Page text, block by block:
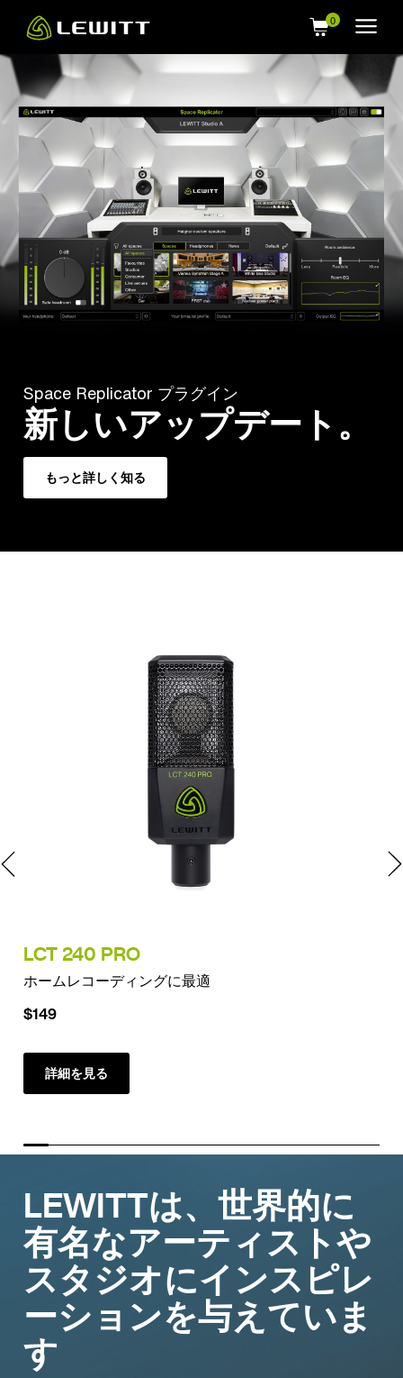
main
content
Space Replicator プラグイン
新しいアップデート。
もっと詳しく知る
LCT 240 PRO
ホームレコーディングに最適
$149
詳細を見る
LEWITTは、世界的に
有名なアーティストや
スタジオにインスピレ
ーションを与えていま
す